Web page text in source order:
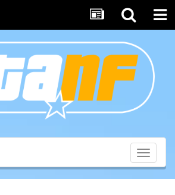
Toggle